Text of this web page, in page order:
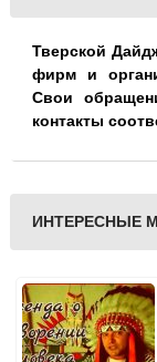
Тверской
фирм и
Свои
контакты
ИНТЕРЕСНЫЕ